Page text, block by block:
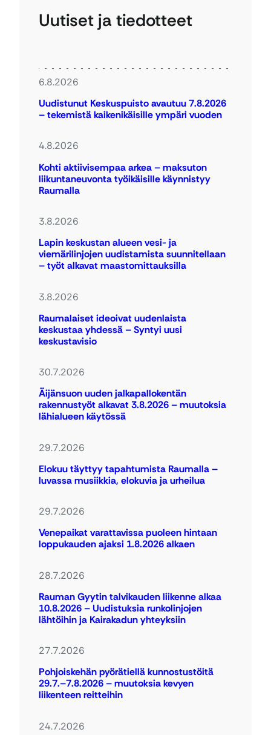
Uutiset ja tiedotteet
6.8.2026
Uudistunut Keskuspuisto avautuu 7.8.2026
– tekemistä kaikenikäisille ympäri vuoden
4.8.2026
Kohti aktiivisempaa arkea – maksuton
liikuntaneuvonta työikäisille käynnistyy
Raumalla
3.8.2026
Lapin keskustan alueen vesi- ja
viemärilinjojen uudistamista suunnitellaan
– työt alkavat maastomittauksilla
3.8.2026
Raumalaiset ideoivat uudenlaista
keskustaa yhdessä – Syntyi uusi
keskustavisio
30.7.2026
Äijänsuon uuden jalkapallokentän
rakennustyöt alkavat 3.8.2026 – muutoksia
lähialueen käytössä
29.7.2026
Elokuu täyttyy tapahtumista Raumalla –
luvassa musiikkia, elokuvia ja urheilua
29.7.2026
Venepaikat varattavissa puoleen hintaan
loppukauden ajaksi 1.8.2026 alkaen
28.7.2026
Rauman Gyytin talvikauden liikenne alkaa
10.8.2026 – Uudistuksia runkolinjojen
lähtöihin ja Kairakadun yhteyksiin
27.7.2026
Pohjoiskehän pyörätiellä kunnostustöitä
29.7.–7.8.2026 – muutoksia kevyen
liikenteen reitteihin
24.7.2026